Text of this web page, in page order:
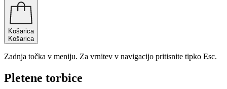
Košarica
Košarica
Zadnja točka v meniju. Za vrnitev v navigacijo pritisnite tipko Esc.
Pletene torbice